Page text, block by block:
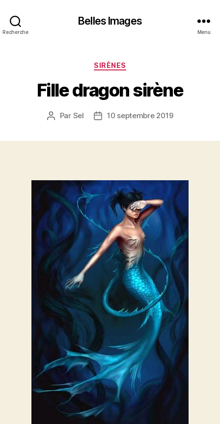
Recherche
Belles Images
Menu
Catégories
SIRÈNES
Fille dragon sirène
Auteur
Par Sel
Date10 septembre 2019